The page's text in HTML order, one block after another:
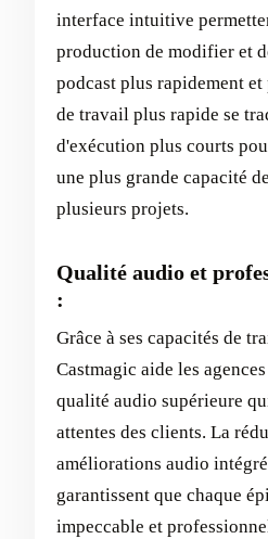
interface intuitive
production de modifier et
podcast plus rapidement
de travail plus rapide se
d'exécution plus courts
une plus grande capacité
plusieurs projets.
Qualité audio et
:
Grâce à ses capacités de
Castmagic aide les
qualité audio supérieure
attentes des clients. La
améliorations audio
garantissent que chaque
impeccable et